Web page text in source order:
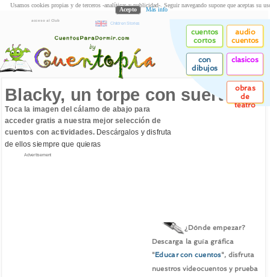
acceso al Club
Children Stories
cuentos
cortos
audio
cuentos
con
dibujos
clasicos
obras
de
teatro
Blacky, un torpe con suerte
Toca la imagen del cálamo de abajo para
acceder gratis a nuestra mejor selección de
cuentos con actividades.Descárgalos y disfruta
de ellos siempre que quieras
Advertisement
¿Dónde empezar?
Descarga la guía gráfica
"Educar con cuentos", disfruta
nuestros videocuentos y prueba
Usamos cookies propias y de terceros -analíticas y publicidad-. Seguir navegando supone que aceptas su
Acepto Más info